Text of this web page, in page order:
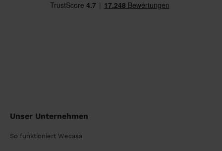
Unser Unternehmen
So funktioniert Wecasa